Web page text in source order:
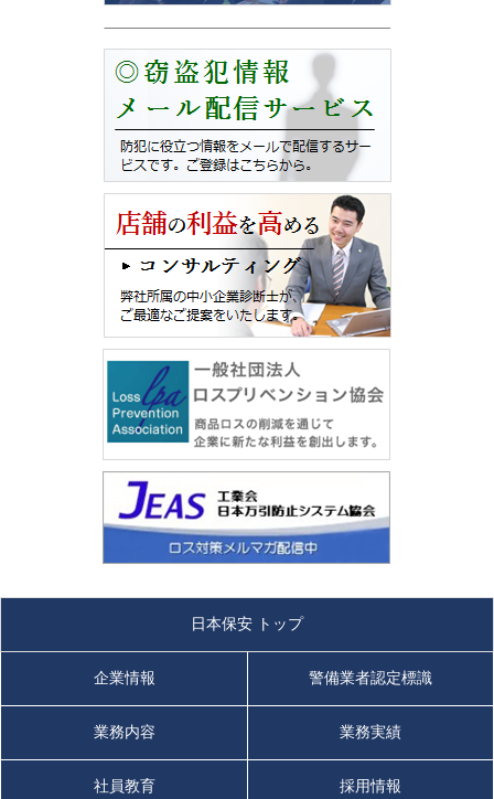
日本保安 トップ
企業情報 警備業者認定標識
業務内容 業務実績
社員教育 採用情報